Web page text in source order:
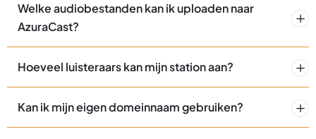
Welke audiobestanden kan ik uploaden naar
AzuraCast?
Hoeveel luisteraars kan mijn station aan?
Kan ik mijn eigen domeinnaam gebruiken?